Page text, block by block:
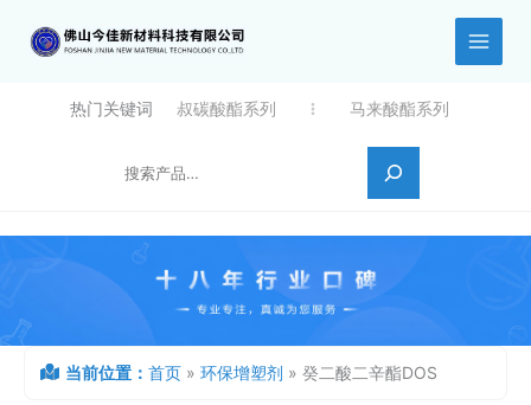
热门关键词 叔碳酸酯系列 马来酸酯系列
当前位置： 首页 » 环保增塑剂 » 癸二酸二辛酯DOS